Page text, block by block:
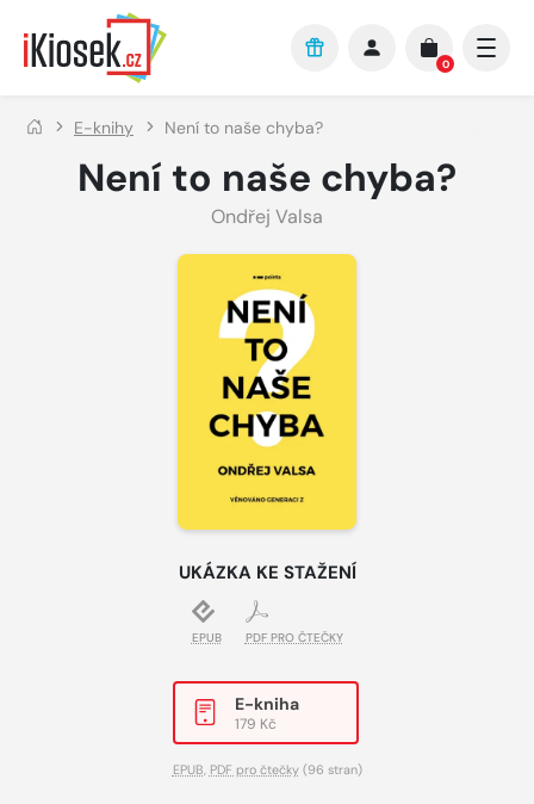
Přejít na hlavní obsah
0
E-knihy Není to naše chyba?
Není to naše chyba?
Ondřej Valsa
UKÁZKA KE STAŽENÍ
EPUB PDF PRO ČTEČKY
E-kniha
179 Kč
EPUB, PDF pro čtečky(96 stran)